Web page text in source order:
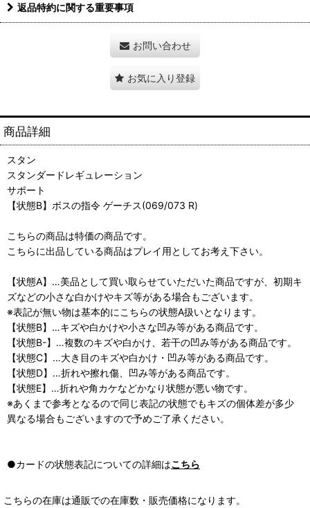
返品特約に関する重要事項
お問い合わせ
お気に入り登録
商品詳細
スタン
スタンダードレギュレーション
サポート
【状態B】ボスの指令 ゲーチス(069/073 R)
こちらの商品は特価の商品です。
こちらに出品している商品はプレイ用としてお考え下さい。
【状態A】…美品として買い取らせていただいた商品ですが、初期キ
ズなどの小さな白かけやキズ等がある場合もございます。
※表記が無い物は基本的にこちらの状態A扱いとなります。
【状態B】…キズや白かけや小さな凹み等がある商品です。
【状態B-】…複数のキズや白かけ、若干の凹み等がある商品です。
【状態C】…大き目のキズや白かけ・凹み等がある商品です。
【状態D】…折れや擦れ傷、凹み等がある商品です。
【状態E】…折れや角カケなどかなり状態が悪い物です。
※あくまで参考となるので同じ表記の状態でもキズの個体差が多少
異なる場合もございますので予めご了承ください。
●カードの状態表記についての詳細はこちら
こちらの在庫は通販での在庫数・販売価格になります。